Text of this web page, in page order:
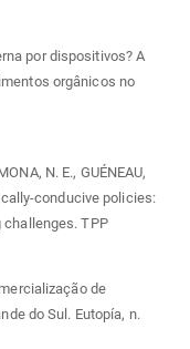
por dispositivos? A
orgânicos no
N. E., GUÉNEAU,
conducive policies:
TPP
de
do Sul. Eutopía, n.